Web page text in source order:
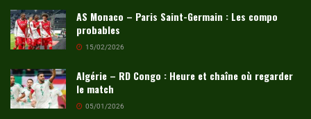
AS Monaco – Paris Saint-Germain : Les compo
probables
15/02/2026
Algérie – RD Congo : Heure et chaîne où regarder
le match
05/01/2026